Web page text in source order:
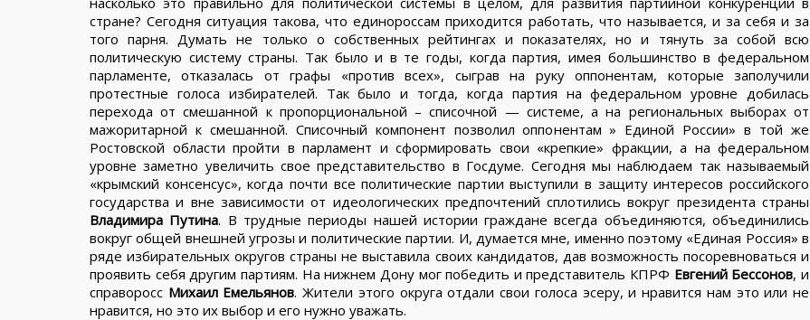
стране? Сегодня ситуация такова, что единороссам приходится работать, что называется, и за себя и за
того парня. Думать не только о собственных рейтингах и показателях, но и тянуть за собой всю
политическую систему страны. Так было и в те годы, когда партия, имея большинство в федеральном
парламенте, отказалась от графы «против всех», сыграв на руку оппонентам, которые заполучили
протестные голоса избирателей. Так было и тогда, когда партия на федеральном уровне добилась
перехода от смешанной к пропорциональной – списочной — системе, а на региональных выборах от
мажоритарной к смешанной. Списочный компонент позволил оппонентам » Единой России» в той же
Ростовской области пройти в парламент и сформировать свои «крепкие» фракции, а на федеральном
уровне заметно увеличить свое представительство в Госдуме. Сегодня мы наблюдаем так называемый
«крымский консенсус», когда почти все политические партии выступили в защиту интересов российского
государства и вне зависимости от идеологических предпочтений сплотились вокруг президента страны
Владимира Путина. В трудные периоды нашей истории граждане всегда объединяются, объединились
вокруг общей внешней угрозы и политические партии. И, думается мне, именно поэтому «Единая Россия» в
ряде избирательных округов страны не выставила своих кандидатов, дав возможность посоревноваться и
проявить себя другим партиям. На нижнем Дону мог победить и представитель КПРФ Евгений Бессонов, и
справоросс Михаил Емельянов. Жители этого округа отдали свои голоса эсеру, и нравится нам это или не
нравится, но это их выбор и его нужно уважать.